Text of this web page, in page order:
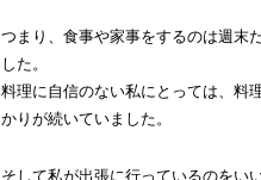
つまり、食事や家事をするのは週末
した。
料理に自信のない私にとっては、料
かりが続いていました。
そして私が出張に行っているのをい